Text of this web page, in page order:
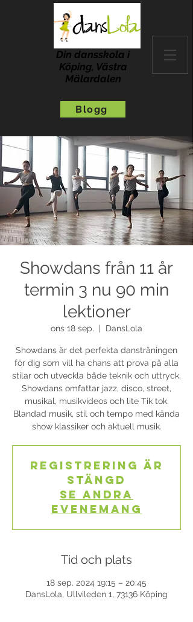
Din dansskola i
Köping, Västra
Mälardalen
Blogg
Showdans från 11 år
termin 3 nu 90 min
lektioner
ons 18 sep. DansLola
Showdans är det perfekta dansträningen
för dig som vill ha chans att prova på alla
stilar och utveckla både teknik och uttryck.
Showdans omfattar jazz, disco, street,
musikal, musikvideos och lite Tik tok.
Blandad musik, stil och tempo med kända
show klassiker och aktuell musik.
Registrering är
stängd
Se andra
evenemang
Tid och plats
18 sep. 2024 19:15 – 20:45
DansLola, Ullvileden 1, 73136 Köping